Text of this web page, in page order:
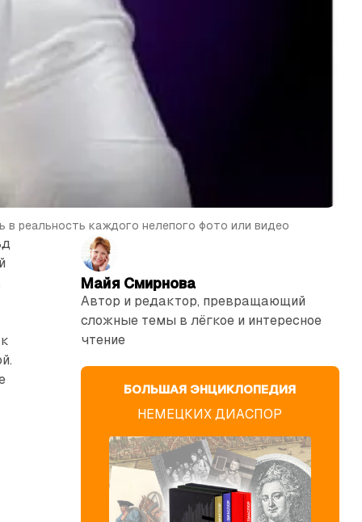
в реальность каждого нелепого фото или видео
Майя Смирнова
Автор и редактор, превращающий
сложные темы в лёгкое и интересное
чтение
БОЛЬШАЯ ЭНЦИКЛОПЕДИЯ
НЕМЕЦКИХ ДИАСПОР